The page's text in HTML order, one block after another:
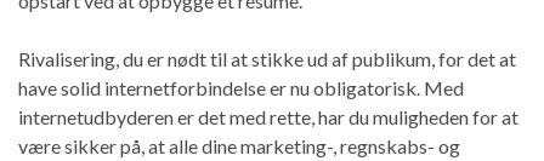
Rivalisering, du er nødt til at stikke ud af publikum, for det at
have solid internetforbindelse er nu obligatorisk. Med
internetudbyderen er det med rette, har du muligheden for at
være sikker på, at alle dine marketing-, regnskabs- og